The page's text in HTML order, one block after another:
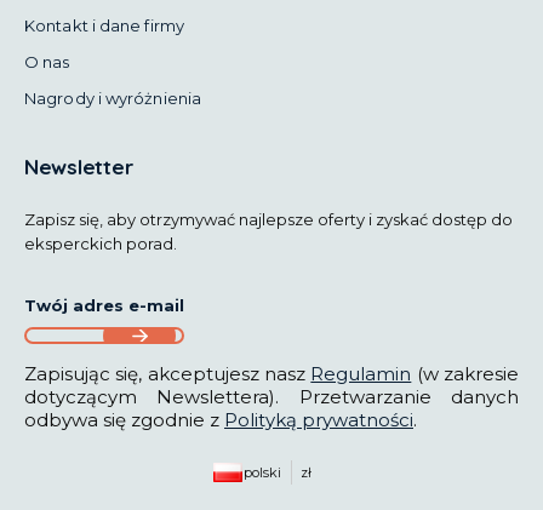
Kontakt i dane firmy
O nas
Nagrody i wyróżnienia
Newsletter
Zapisz się, aby otrzymywać najlepsze oferty i zyskać dostęp do
eksperckich porad.
Twój adres e-mail
Zapisując się, akceptujesz nasz Regulamin (w zakresie
dotyczącym Newslettera). Przetwarzanie danych
odbywa się zgodnie z Polityką prywatności.
polski zł